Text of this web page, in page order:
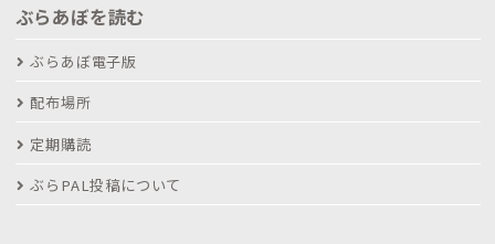
ぶらあぼを読む
ぶらあぼ電子版
配布場所
定期購読
ぶらPAL投稿について